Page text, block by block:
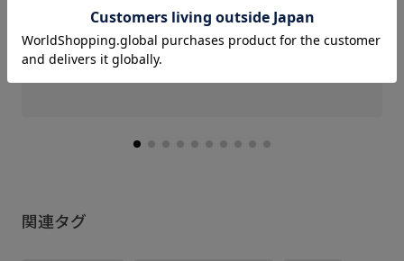
パーソナルカラー： ブルべ夏
普段のボトムスサイズ： S
着用サイズ : S
関連タグ